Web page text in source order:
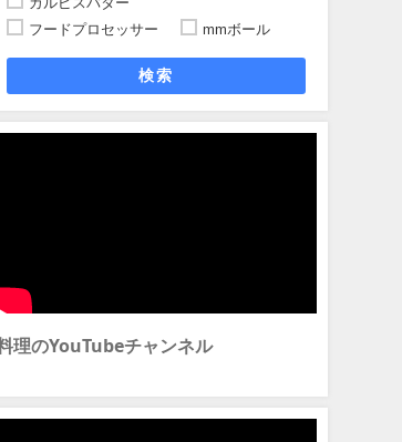
カルピスバター
フードプロセッサー
mmボール
検索
理のYouTubeチャンネル